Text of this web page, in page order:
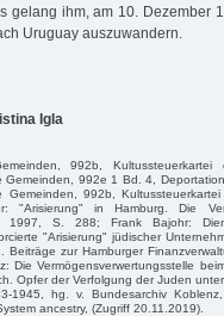
gelang ihm, am 10. Dezember
Uruguay auszuwandern.
Igla
992b, Kultussteuerkartei
Gemeinden, 992e 1 Bd. 4,
992b, Kultussteuerkartei
"Arisierung" in Hamburg. Die
1997, S. 288; Frank Bajohr:
"Arisierung" jüdischer
Beiträge zur Hamburger
Die Vermögensverwertungsstelle
Opfer der Verfolgung der Juden
1945, hg. v. Bundesarchiv
ancestry, (Zugriff 20.11.2019).